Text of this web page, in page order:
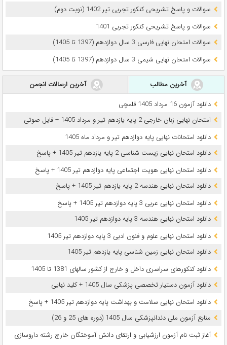
سوالات و پاسخ تشریحی کنکور تجربی تیر 1402 (نوبت دوم)
سوالات و پاسخ تشریحی کنکور تجربی 1401
سوالات امتحان نهایی فارسی 3 سال دوازدهم (1397 تا 1405)
سوالات امتحان نهایی شیمی 3 سال دوازدهم (1397 تا 1405)
آخرین مطالب
آخرین ارسالات انجمن
دانلود آزمون 16 مرداد 1405 قلمچی
امتحان نهایی زبان خارجی 2 پایه یازدهم تیر و مرداد 1405 + فایل صوتی
دانلود امتحانات نهایی پایه دوازدهم تیر و مرداد ماه 1405
دانلود امتحان نهایی زیست شناسی 2 پایه یازدهم تیر 1405 + پاسخ
دانلود امتحان نهایی هویت اجتماعی پایه دوازدهم تیر 1405 + پاسخ
دانلود امتحان نهایی هندسه 2 پایه یازدهم تیر 1405 + پاسخ
دانلود امتحان نهایی عربی 3 پایه دوازدهم تیر 1405 + پاسخ
دانلود امتحان نهایی هندسه 3 پایه دوازدهم تیر 1405
دانلود امتحان نهایی علوم و فنون ادبی 3 پایه دوازدهم تیر 1405
دانلود امتحان نهایی زمین شناسی پایه یازدهم تیر 1405
دانلود کنکورهای سراسری داخل و خارج از کشور سالهای 1381 تا 1405
دانلود آزمون دستیار تخصصی پزشکی سال 1405 + کلید نهایی
دانلود امتحان نهایی سلامت و بهداشت پایه دوازدهم تیر 1405 + پاسخ
ﻣﻨﺎﺑﻊ آزﻣﻮن ﻣﻠﯽ دندانپزشکی سال 1405 (دوره های 25 و 26)
آغاز ثبت نام آزمون‌ ارزشیابی و ارتقای دانش آموختگان خارج رشته داروسازی